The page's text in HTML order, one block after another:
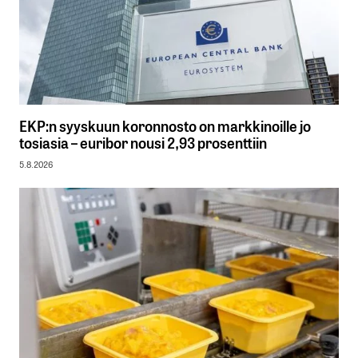
EKP:n syyskuun koronnosto on markkinoille jo
tosiasia – euribor nousi 2,93 prosenttiin
5.8.2026